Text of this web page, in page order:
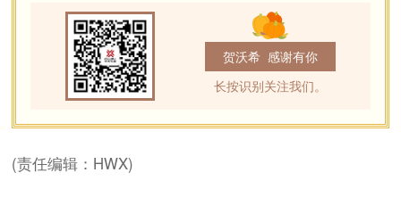
贺沃希 感谢有你
长按识别关注我们。
(责任编辑：HWX)